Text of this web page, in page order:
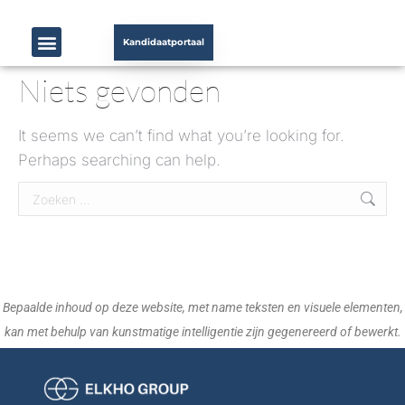
Kandidaatportaal
Niets gevonden
It seems we can’t find what you’re looking for.
Perhaps searching can help.
Bepaalde inhoud op deze website, met name teksten en visuele elementen,
kan met behulp van kunstmatige intelligentie zijn gegenereerd of bewerkt.